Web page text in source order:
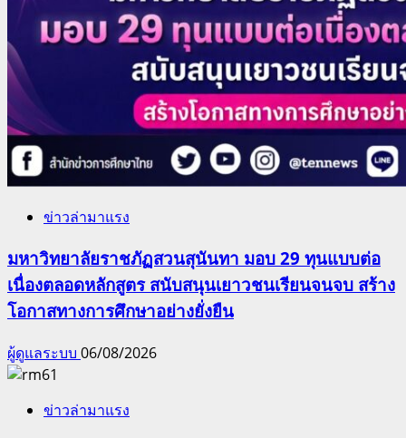
ข่าวล่ามาแรง
มหาวิทยาลัยราชภัฏสวนสุนันทา มอบ 29 ทุนแบบต่อ
เนื่องตลอดหลักสูตร สนับสนุนเยาวชนเรียนจนจบ สร้าง
โอกาสทางการศึกษาอย่างยั่งยืน
ผู้ดูแลระบบ 06/08/2026
ข่าวล่ามาแรง